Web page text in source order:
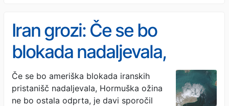
Iran grozi: Če se bo
blokada nadaljevala,
Hormuška ožina ne bo
ostala odprta
Če se bo ameriška blokada iranskih
pristanišč nadaljevala, Hormuška ožina
ne bo ostala odprta, je davi sporočil